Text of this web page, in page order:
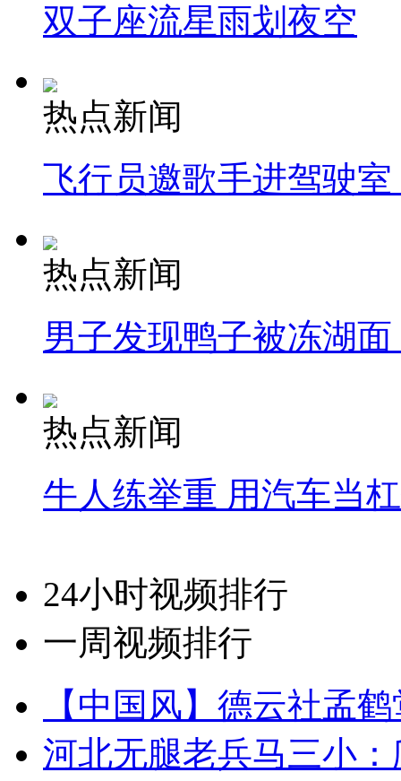
双子座流星雨划夜空
热点新闻
飞行员邀歌手进驾驶
热点新闻
男子发现鸭子被冻湖
热点新闻
牛人练举重 用汽车当
24小时视频排行
一周视频排行
【中国风】德云社孟
河北无腿老兵马三小